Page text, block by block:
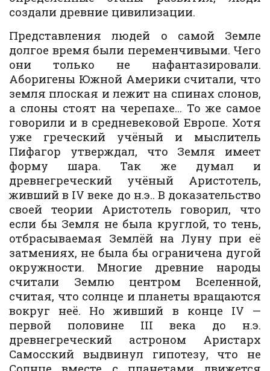
создали древние цивилизации.
Представления людей о самой Земле
долгое время были переменчивыми. Чего
они только не нафантазировали.
Аборигены Южной Америки считали, что
земля плоская и лежит на спинах слонов,
а слоны стоят на черепахе… То же самое
говорили и в средневековой Европе. Хотя
уже греческий учёный и мыслитель
Пифагор утверждал, что Земля имеет
форму шара. Так же думал и
древнегреческий учёный Аристотель,
живший в IV веке до н.э.. В доказательство
своей теории Аристотель говорил, что
если бы Земля не была круглой, то тень,
отбрасываемая Землёй на Луну при её
затмениях, не была бы ограничена дугой
окружности. Многие древние народы
считали Землю центром Вселенной,
считая, что солнце и планеты вращаются
вокруг неё. Но живший в конце IV —
первой половине III века до н.э.
древнегреческий астроном Аристарх
Самосский выдвинул гипотезу, что не